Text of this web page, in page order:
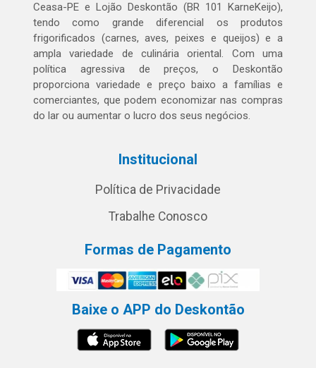
Ceasa-PE e Lojão Deskontão (BR 101 KarneKeijo),
tendo como grande diferencial os produtos
frigorificados (carnes, aves, peixes e queijos) e a
ampla variedade de culinária oriental. Com uma
política agressiva de preços, o Deskontão
proporciona variedade e preço baixo a famílias e
comerciantes, que podem economizar nas compras
do lar ou aumentar o lucro dos seus negócios.
Institucional
Política de Privacidade
Trabalhe Conosco
Formas de Pagamento
Baixe o APP do Deskontão